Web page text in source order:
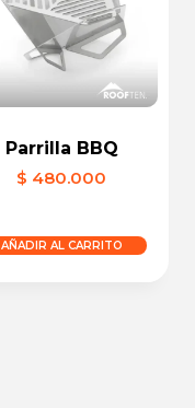
Parrilla BBQ
$ 480.000
AÑADIR AL CARRITO